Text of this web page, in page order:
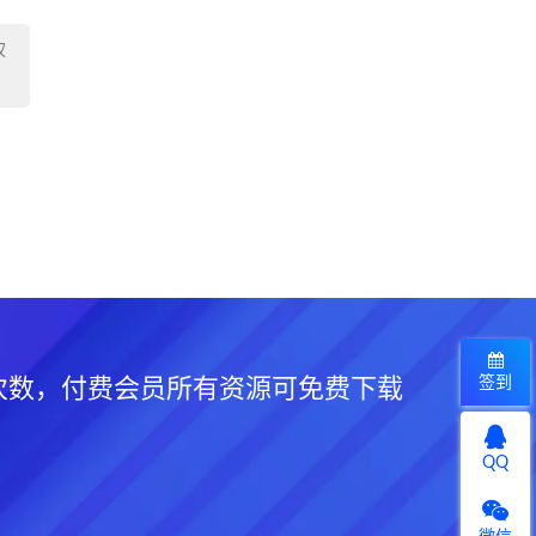
，付费会员所有资源可免费下载 签到
QQ